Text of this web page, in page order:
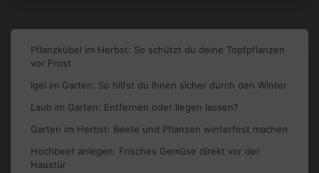
Pflanzkübel im Herbst: So schützt du deine Topfpflanzen
vor Frost
Igel im Garten: So hilfst du ihnen sicher durch den Winter
Laub im Garten: Entfernen oder liegen lassen?
Garten im Herbst: Beete und Pflanzen winterfest machen
Hochbeet anlegen: Frisches Gemüse direkt vor der
Haustür